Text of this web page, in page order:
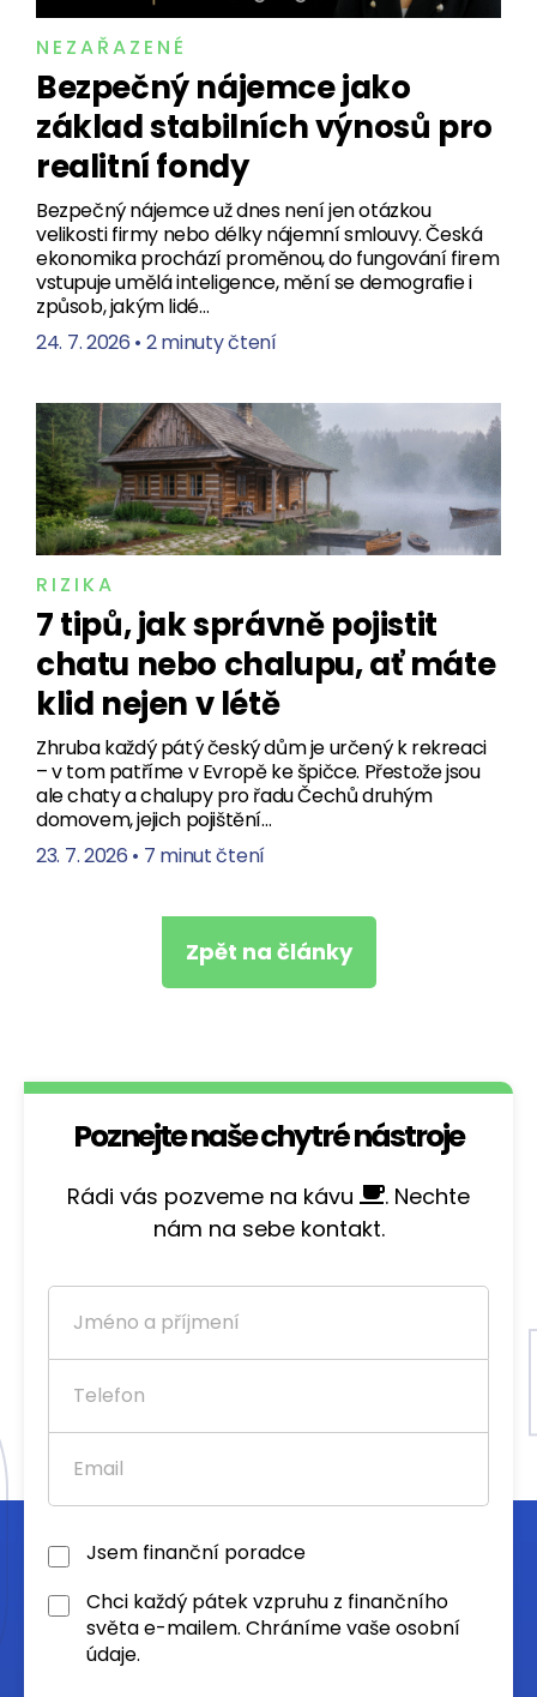
NEZAŘAZENÉ
Bezpečný nájemce jako
základ stabilních výnosů pro
realitní fondy
Bezpečný nájemce už dnes není jen otázkou
velikosti firmy nebo délky nájemní smlouvy. Česká
ekonomika prochází proměnou, do fungování firem
vstupuje umělá inteligence, mění se demografie i
způsob, jakým lidé…
24. 7. 2026 • 2 minuty čtení
RIZIKA
7 tipů, jak správně pojistit
chatu nebo chalupu, ať máte
klid nejen v létě
Zhruba každý pátý český dům je určený k rekreaci
– v tom patříme v Evropě ke špičce. Přestože jsou
ale chaty a chalupy pro řadu Čechů druhým
domovem, jejich pojištění…
23. 7. 2026 • 7 minut čtení
Zpět na články
Poznejte naše chytré nástroje
Rádi vás pozveme na kávu
. Nechte
nám na sebe kontakt.
Jsem finanční poradce
Chci každý pátek vzpruhu z finančního
světa e-mailem. Chráníme vaše osobní
údaje.